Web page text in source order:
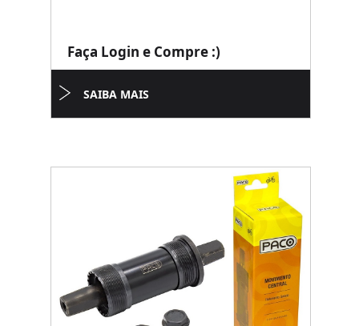
Faça Login e Compre :)
SAIBA MAIS